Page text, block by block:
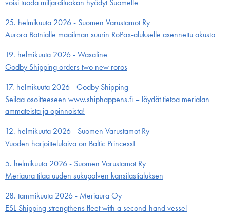
voisi tuoda miljardiluokan hyödyt Suomelle
25. helmikuuta 2026 - Suomen Varustamot Ry
Aurora Botnialle maailman suurin RoPax-alukselle asennettu akusto
19. helmikuuta 2026 - Wasaline
Godby Shipping orders two new roros
17. helmikuuta 2026 - Godby Shipping
Seilaa osoitteeseen www.shiphappens.fi – löydät tietoa merialan
ammateista ja opinnoista!
12. helmikuuta 2026 - Suomen Varustamot Ry
Vuoden harjoittelulaiva on Baltic Princess!
5. helmikuuta 2026 - Suomen Varustamot Ry
Meriaura tilaa uuden sukupolven kansilastialuksen
28. tammikuuta 2026 - Meriaura Oy
ESL Shipping strengthens fleet with a second-hand vessel